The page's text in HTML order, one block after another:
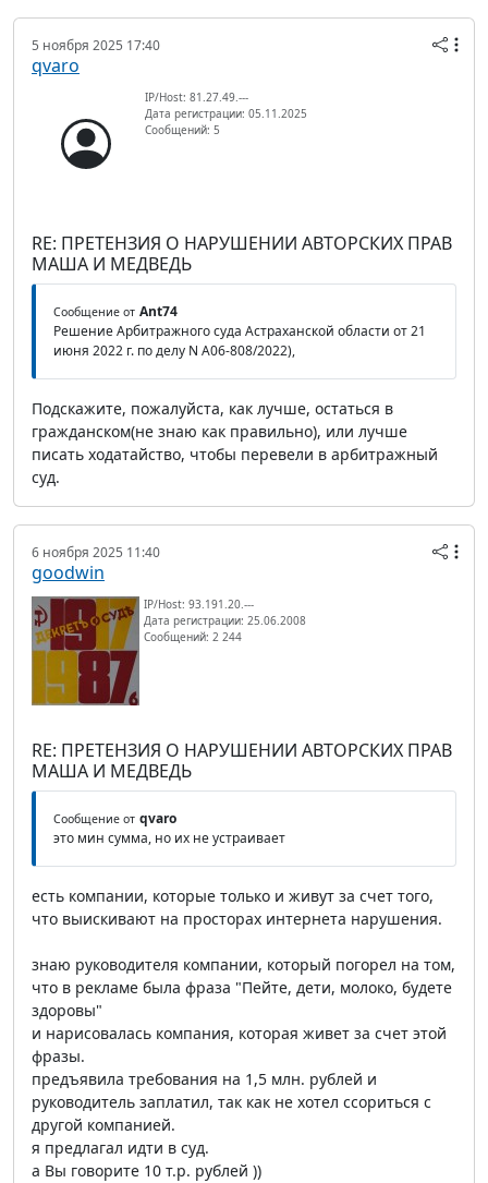
5 ноября 2025 17:40
qvaro
IP/Host: 81.27.49.---
Дата регистрации: 05.11.2025
Сообщений: 5
RE: ПРЕТЕНЗИЯ О НАРУШЕНИИ АВТОРСКИХ ПРАВ
МАША И МЕДВЕДЬ
Сообщение от Ant74
Решение Арбитражного суда Астраханской области от 21
июня 2022 г. по делу N А06-808/2022),
Подскажите, пожалуйста, как лучше, остаться в
гражданском(не знаю как правильно), или лучше
писать ходатайство, чтобы перевели в арбитражный
суд.
6 ноября 2025 11:40
goodwin
IP/Host: 93.191.20.---
Дата регистрации: 25.06.2008
Сообщений: 2 244
RE: ПРЕТЕНЗИЯ О НАРУШЕНИИ АВТОРСКИХ ПРАВ
МАША И МЕДВЕДЬ
Сообщение от qvaro
это мин сумма, но их не устраивает
есть компании, которые только и живут за счет того,
что выискивают на просторах интернета нарушения.
знаю руководителя компании, который погорел на том,
что в рекламе была фраза "Пейте, дети, молоко, будете
здоровы"
и нарисовалась компания, которая живет за счет этой
фразы.
предъявила требования на 1,5 млн. рублей и
руководитель заплатил, так как не хотел ссориться с
другой компанией.
я предлагал идти в суд.
а Вы говорите 10 т.р. рублей ))